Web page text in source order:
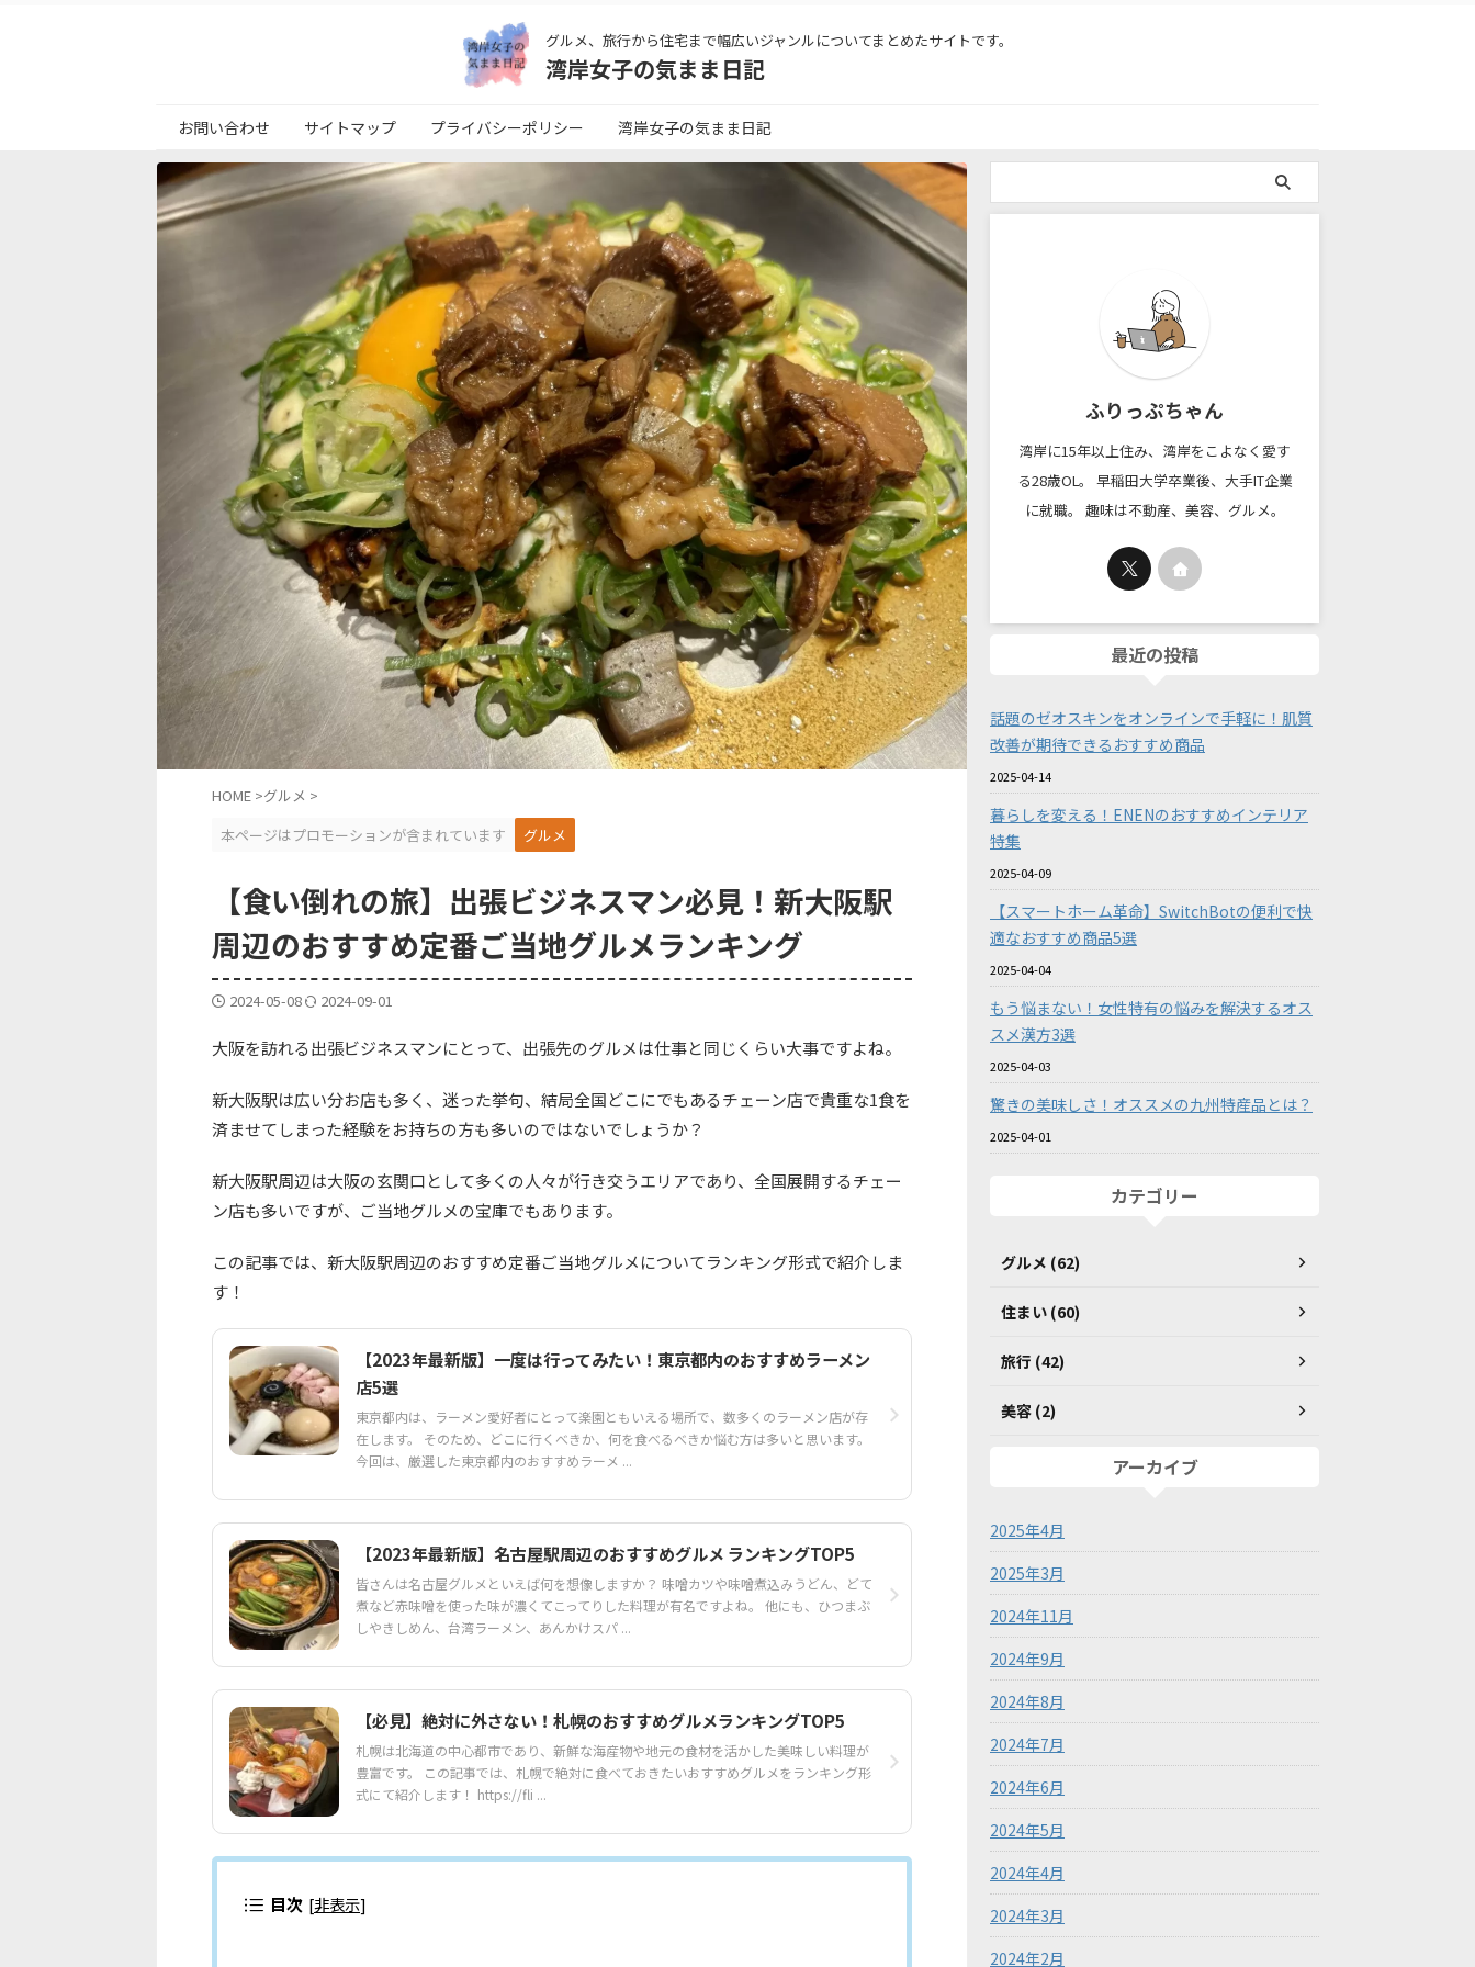
グルメ、旅行から住宅まで幅広いジャンルについてまとめたサイトです。
湾岸女子の気まま日記
お問い合わせ サイトマップ プライバシーポリシー 湾岸女子の気まま日記
HOME >グルメ >
本ページはプロモーションが含まれています
グルメ
【食い倒れの旅】出張ビジネスマン必見！新大阪駅
周辺のおすすめ定番ご当地グルメランキング
2024-05-08 2024-09-01
大阪を訪れる出張ビジネスマンにとって、出張先のグルメは仕事と同じくらい大事ですよね。
新大阪駅は広い分お店も多く、迷った挙句、結局全国どこにでもあるチェーン店で貴重な1食を
済ませてしまった経験をお持ちの方も多いのではないでしょうか？
新大阪駅周辺は大阪の玄関口として多くの人々が行き交うエリアであり、全国展開するチェー
ン店も多いですが、ご当地グルメの宝庫でもあります。
この記事では、新大阪駅周辺のおすすめ定番ご当地グルメについてランキング形式で紹介しま
す！
【2023年最新版】一度は行ってみたい！東京都内のおすすめラーメン
店5選
東京都内は、ラーメン愛好者にとって楽園ともいえる場所で、数多くのラーメン店が存
在します。 そのため、どこに行くべきか、何を食べるべきか悩む方は多いと思います。
今回は、厳選した東京都内のおすすめラーメ ...
【2023年最新版】名古屋駅周辺のおすすめグルメ ランキングTOP5
皆さんは名古屋グルメといえば何を想像しますか？ 味噌カツや味噌煮込みうどん、どて
煮など赤味噌を使った味が濃くてこってりした料理が有名ですよね。 他にも、ひつまぶ
しやきしめん、台湾ラーメン、あんかけスパ ...
【必見】絶対に外さない！札幌のおすすめグルメランキングTOP5
札幌は北海道の中心都市であり、新鮮な海産物や地元の食材を活かした美味しい料理が
豊富です。 この記事では、札幌で絶対に食べておきたいおすすめグルメをランキング形
式にて紹介します！ https://fli ...
目次 [非表示]
ふりっぷちゃん
湾岸に15年以上住み、湾岸をこよなく愛す
る28歳OL。 早稲田大学卒業後、大手IT企業
に就職。 趣味は不動産、美容、グルメ。
最近の投稿
話題のゼオスキンをオンラインで手軽に！肌質
改善が期待できるおすすめ商品
2025-04-14
暮らしを変える！ENENのおすすめインテリア
特集
2025-04-09
【スマートホーム革命】SwitchBotの便利で快
適なおすすめ商品5選
2025-04-04
もう悩まない！女性特有の悩みを解決するオス
スメ漢方3選
2025-04-03
驚きの美味しさ！オススメの九州特産品とは？
2025-04-01
カテゴリー
グルメ (62)
住まい (60)
旅行 (42)
美容 (2)
アーカイブ
2025年4月
2025年3月
2024年11月
2024年9月
2024年8月
2024年7月
2024年6月
2024年5月
2024年4月
2024年3月
2024年2月